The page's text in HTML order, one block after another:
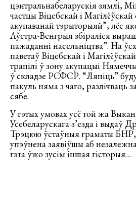
цэнтральнабеларускія зямлі,
частцы Віцебскай і Магілёўскай
акупаванай тэрыторыяй”, лёс
Аўстра-Венгрыя збіраліся
пажаданні насельніцтва”. На
паветаў Віцебскай і
трапілі ў зону акупацыі
ў складзе РСФСР. “Ляпіць”
пакуль няма з чаго, разлічваць
сябе.
У гэтых умовах усё той жа
Усебеларускага з’езда і выдаў
Трэцюю ўстаўныя граматы
упэўнена заявіўшы аб
гэта ўжо зусім іншая гісторыя…